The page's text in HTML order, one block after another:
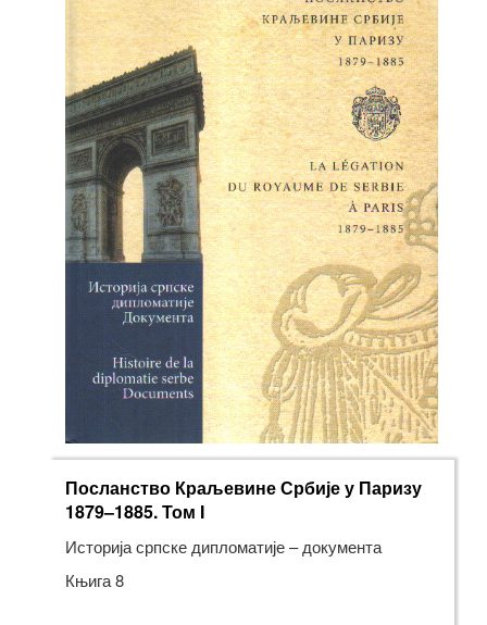
Посланство Краљевине Србије у Паризу
1879–1885. Том I
Историја српске дипломатије – документа
Књига 8